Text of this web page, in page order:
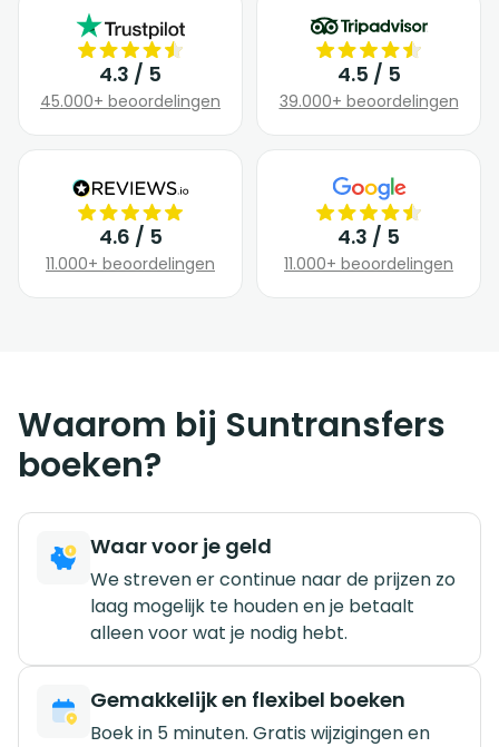
4.3 / 5
45.000+ beoordelingen
4.5 / 5
39.000+ beoordelingen
4.6 / 5
11.000+ beoordelingen
4.3 / 5
11.000+ beoordelingen
Waarom bij Suntransfers
boeken?
Waar voor je geld
We streven er continue naar de prijzen zo
laag mogelijk te houden en je betaalt
alleen voor wat je nodig hebt.
Gemakkelijk en flexibel boeken
Boek in 5 minuten. Gratis wijzigingen en